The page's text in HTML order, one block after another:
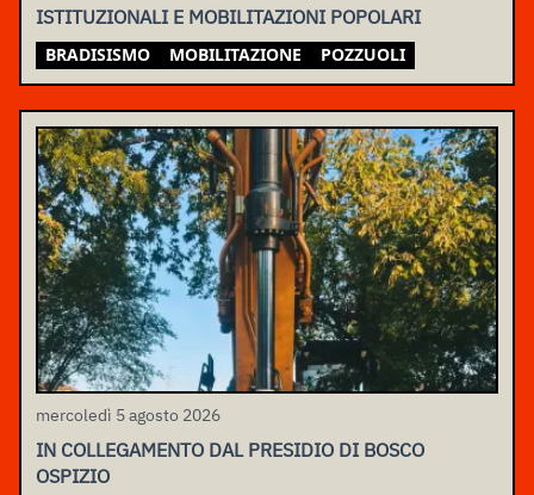
ISTITUZIONALI E MOBILITAZIONI POPOLARI
BRADISISMO MOBILITAZIONE POZZUOLI
mercoledì 5 agosto 2026
IN COLLEGAMENTO DAL PRESIDIO DI BOSCO
OSPIZIO